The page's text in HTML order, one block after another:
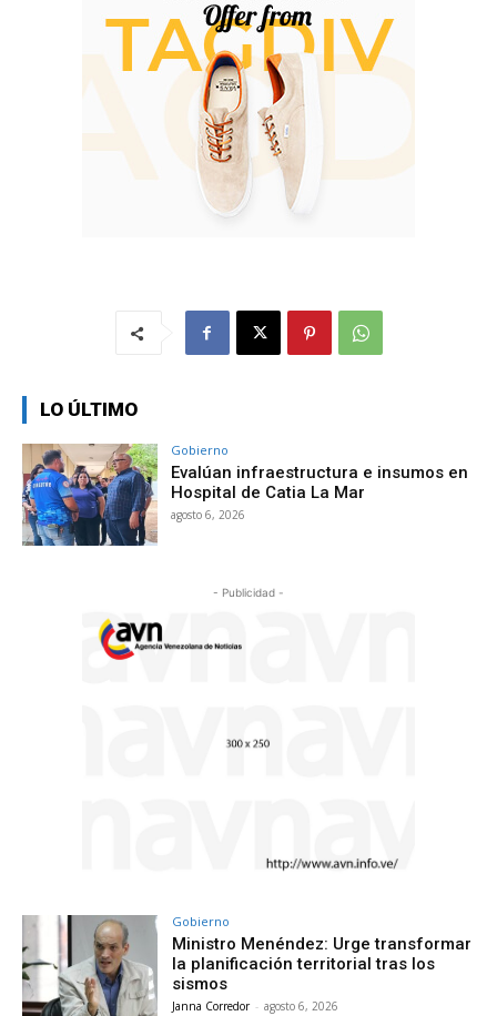
LO ÚLTIMO
Gobierno
Evalúan infraestructura e insumos en
Hospital de Catia La Mar
agosto 6, 2026
- Publicidad -
Gobierno
Ministro Menéndez: Urge transformar
la planificación territorial tras los
sismos
Janna Corredor - agosto 6, 2026